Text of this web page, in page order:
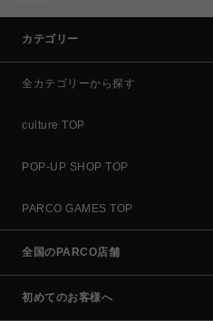
カテゴリー
全カテゴリーから探す
culture TOP
POP-UP SHOP TOP
PARCO GAMES TOP
全国のPARCO店舗
初めてのお客様へ